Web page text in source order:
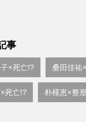
事
×死亡!? 桑田佳祐
死亡!? 朴槿恵×整